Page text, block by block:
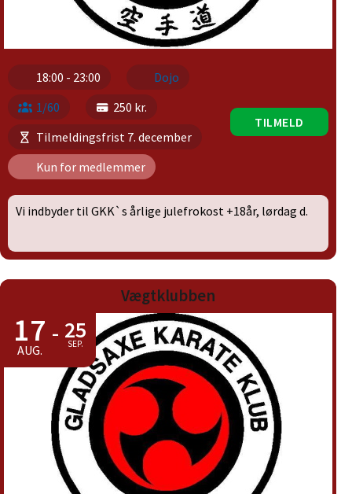
18:00 - 23:00
Dojo
1/60
250 kr.
Tilmeldingsfrist 7. december
Kun for medlemmer
TILMELD
Vi indbyder til GKK`s årlige julefrokost +18år, lørdag d.
Vægtklubben
17
AUG.
- 25
SEP.